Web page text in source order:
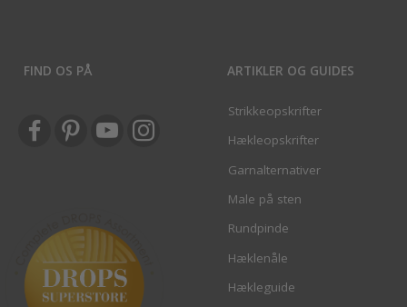
FIND OS PÅ ARTIKLER OG GUIDES
Strikkeopskrifter
Hækleopskrifter
Garnalternativer
Male på sten
Rundpinde
Hæklenåle
Hækleguide